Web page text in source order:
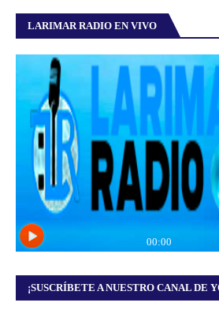
LARIMAR RADIO EN VIVO
¡SUSCRÍBETE A NUESTRO CANAL DE